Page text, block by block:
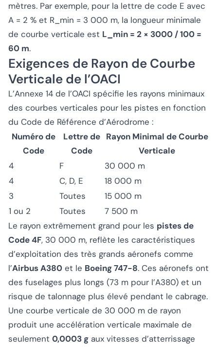
mètres. Par exemple, pour la lettre de code E avec
A = 2 % et R_min = 3 000 m, la longueur minimale
de courbe verticale est L_min = 2 × 3000 / 100 =
60 m.
Exigences de Rayon de Courbe
Verticale de l’OACI
L’Annexe 14 de l’OACI spécifie les rayons minimaux
des courbes verticales pour les pistes en fonction
du Code de Référence d’Aérodrome :
Numéro de
Code
Lettre de
Code
Rayon Minimal de Courbe
Verticale
4
F
30 000 m
4
C, D, E
18 000 m
3
Toutes
15 000 m
1 ou 2
Toutes
7 500 m
Le rayon extrêmement grand pour les pistes de
Code 4F, 30 000 m, reflète les caractéristiques
d’exploitation des très grands aéronefs comme
l’Airbus A380 et le Boeing 747-8. Ces aéronefs ont
des fuselages plus longs (73 m pour l’A380) et un
risque de talonnage plus élevé pendant le cabrage.
Une courbe verticale de 30 000 m de rayon
produit une accélération verticale maximale de
seulement 0,0003 g aux vitesses d’atterrissage